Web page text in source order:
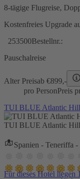
8-tägige Flugreise,
Kostenfreies Upgrade
253500Bestellnr.:
Pauschalreise
Alter Preisab €899,-
pro PersonPreis
TUI BLUE Atlantic
TUI BLUE Atlantic
Spanien - Teneriffa
Für dieses Hotel liegen